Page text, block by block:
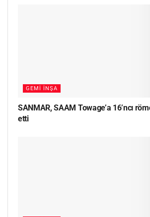
GEMI İNŞA
SANMAR, SAAM Towage’a 16’ncı
etti